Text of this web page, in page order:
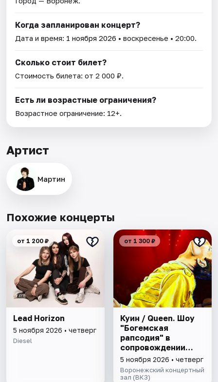
Когда запланирован концерт?
Дата и время: 1 ноября 2026 • воскресенье • 20:00.
Сколько стоит билет?
Стоимость билета: от 2 000 ₽.
Есть ли возрастные ограничения?
Возрастное ограничение: 12+.
Артист
Мартин
Похожие концерты
от 1 200 ₽
Lead Horizon
5 ноября 2026 • четверг
Diesel
от 1 300 ₽
Куин / Queen. Шоу
"Богемская
рапсодия" в
сопровождении
симфонического
оркестра
5 ноября 2026 • четверг
Воронежский концертный
зал (ВКЗ)